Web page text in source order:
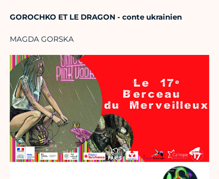
GOROCHKO ET LE DRAGON - conte ukrainien
MAGDA GORSKA